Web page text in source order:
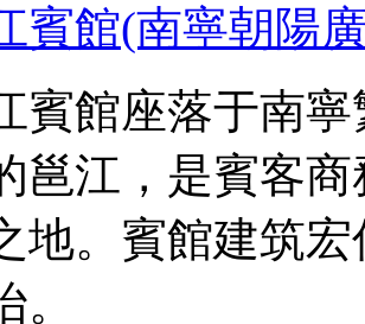
賓館(南寧朝陽
賓館座落于南
邕江，是賓客
地。賓館建筑